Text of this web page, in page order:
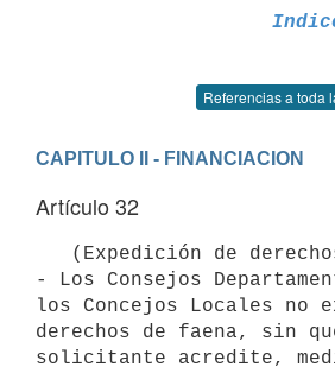
Referencias a toda
CAPITULO II - FINANCIACION
Artículo 32
- Los Consejos
los Concejos Locales no
derechos de faena, sin
solicitante acredite,